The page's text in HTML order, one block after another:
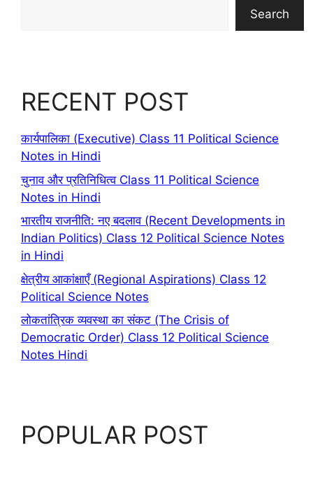
Search
RECENT POST
कार्यपालिका (Executive) Class 11 Political Science
Notes in Hindi
चुनाव और प्रतिनिधित्व Class 11 Political Science
Notes in Hindi
भारतीय राजनीति: नए बदलाव (Recent Developments in
Indian Politics) Class 12 Political Science Notes
in Hindi
क्षेत्रीय आकांक्षाएँ (Regional Aspirations) Class 12
Political Science Notes
लोकतांत्रिक व्यवस्था का संकट (The Crisis of
Democratic Order) Class 12 Political Science
Notes Hindi
POPULAR POST